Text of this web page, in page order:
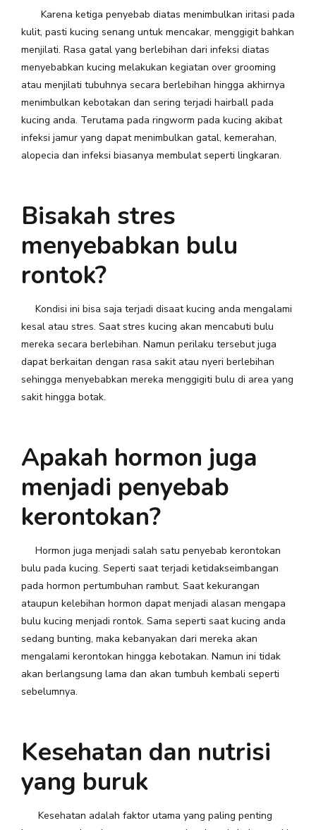
Karena ketiga penyebab diatas menimbulkan iritasi pada
kulit, pasti kucing senang untuk mencakar, menggigit bahkan
menjilati. Rasa gatal yang berlebihan dari infeksi diatas
menyebabkan kucing melakukan kegiatan over grooming
atau menjilati tubuhnya secara berlebihan hingga akhirnya
menimbulkan kebotakan dan sering terjadi hairball pada
kucing anda. Terutama pada ringworm pada kucing akibat
infeksi jamur yang dapat menimbulkan gatal, kemerahan,
alopecia dan infeksi biasanya membulat seperti lingkaran.
Bisakah stres
menyebabkan bulu
rontok?
Kondisi ini bisa saja terjadi disaat kucing anda mengalami
kesal atau stres. Saat stres kucing akan mencabuti bulu
mereka secara berlebihan. Namun perilaku tersebut juga
dapat berkaitan dengan rasa sakit atau nyeri berlebihan
sehingga menyebabkan mereka menggigiti bulu di area yang
sakit hingga botak.
Apakah hormon juga
menjadi penyebab
kerontokan?
Hormon juga menjadi salah satu penyebab kerontokan
bulu pada kucing. Seperti saat terjadi ketidakseimbangan
pada hormon pertumbuhan rambut. Saat kekurangan
ataupun kelebihan hormon dapat menjadi alasan mengapa
bulu kucing menjadi rontok. Sama seperti saat kucing anda
sedang bunting, maka kebanyakan dari mereka akan
mengalami kerontokan hingga kebotakan. Namun ini tidak
akan berlangsung lama dan akan tumbuh kembali seperti
sebelumnya.
Kesehatan dan nutrisi
yang buruk
Kesehatan adalah faktor utama yang paling penting